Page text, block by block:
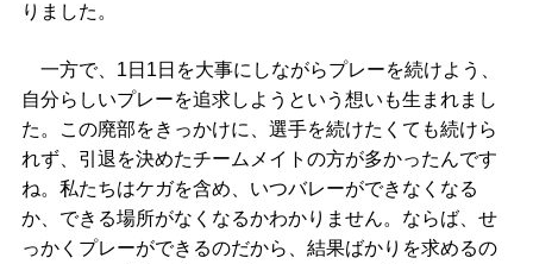
りました。
一方で、1日1日を大事にしながらプレーを続けよう、
自分らしいプレーを追求しようという想いも生まれまし
た。この廃部をきっかけに、選手を続けたくても続けら
れず、引退を決めたチームメイトの方が多かったんです
ね。私たちはケガを含め、いつバレーができなくなる
か、できる場所がなくなるかわかりません。ならば、せ
っかくプレーができるのだから、結果ばかりを求めるの